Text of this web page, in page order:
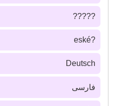
?????
?eské
Deutsch
فارسى